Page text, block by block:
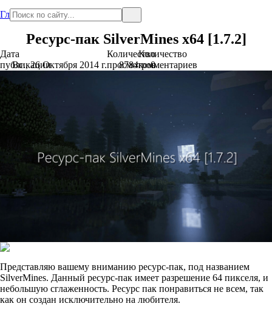
Главная
Ресурс-пак SilverMines x64 [1.7.2]
Дата
публикации
Вс., 26 Октября 2014 г.
Количество
просмотров
8784
Количество
комментариев
0
Представляю вашему вниманию ресурс-пак, под названием
SilverMines. Данный ресурс-пак имеет разрешение 64 пикселя, и
небольшую сглаженность. Ресурс пак понравиться не всем, так
как он создан исключительно на любителя.